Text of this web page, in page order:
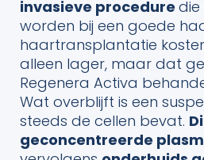
invasieve procedure
worden bij een goede
haartransplantatie
alleen lager, maar dat
Regenera Activa
Wat overblijft is een
steeds de cellen bevat.
geconcentreerde